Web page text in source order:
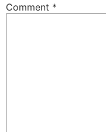
Comment *